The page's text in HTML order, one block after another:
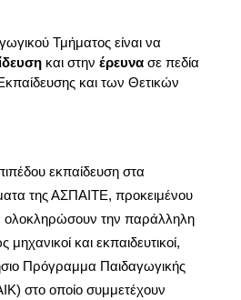
Τμήματος είναι να
και στην έρευνασε πεδία
και των Θετικών
εκπαίδευση στα
της ΑΣΠΑΙΤΕ, προκειμένου
ολοκληρώσουν την παράλληλη
και εκπαιδευτικοί,
Πρόγραμμα Παιδαγωγικής
στο οποίο συμμετέχουν